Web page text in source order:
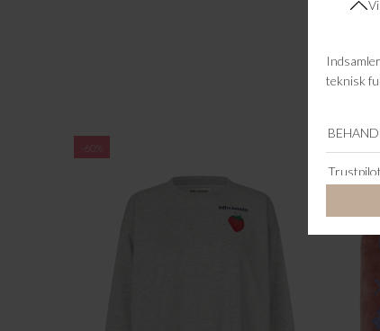
-60%